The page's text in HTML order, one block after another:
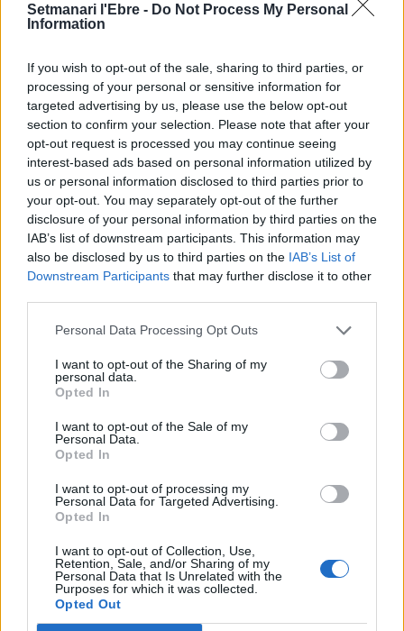
Setmanari l'Ebre - Do Not Process My Personal
Information
If you wish to opt-out of the sale, sharing to third parties, or
processing of your personal or sensitive information for
targeted advertising by us, please use the below opt-out
section to confirm your selection. Please note that after your
opt-out request is processed you may continue seeing
interest-based ads based on personal information utilized by
us or personal information disclosed to third parties prior to
your opt-out. You may separately opt-out of the further
disclosure of your personal information by third parties on the
IAB’s list of downstream participants. This information may
also be disclosed by us to third parties on the IAB’s List of
Downstream Participants that may further disclose it to other
Personal Data Processing Opt Outs
I want to opt-out of the Sharing of my
personal data.
Opted In
I want to opt-out of the Sale of my
Personal Data.
Opted In
I want to opt-out of processing my
Personal Data for Targeted Advertising.
Opted In
I want to opt-out of Collection, Use,
Retention, Sale, and/or Sharing of my
Personal Data that Is Unrelated with the
Purposes for which it was collected.
Opted Out
Albert Mestre
Periodista
ARTICLES RELACIONATS
Entrevistes
“Terres de l’Ebre serà el territori que creixerà
més esta legislatura”
estudiem si municipalitzem el servei”
Entrevistes
“A les Terres de l’Ebre faltarien unes mil
5 de juny de 2026